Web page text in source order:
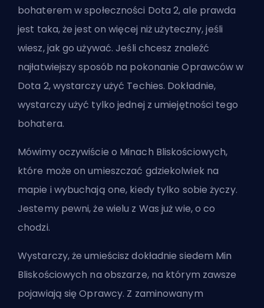
bohaterem w społeczności Dota 2, ale prawda
jest taka, że jest on więcej niż użyteczny, jeśli
wiesz, jak go używać. Jeśli chcesz znaleźć
najłatwiejszy sposób na pokonanie Oprawców w
Dota 2, wystarczy użyć Techies. Dokładnie,
wystarczy użyć tylko jednej z umiejętności tego
bohatera.
Mówimy oczywiście o Minach Bliskościowych,
które może on umieszczać gdziekolwiek na
mapie i wybuchają one, kiedy tylko sobie życzy.
Jestemy pewni, że wielu z Was już wie, o co
chodzi.
Wystarczy, że umieścisz dokładnie siedem Min
Bliskościowych na obszarze, na którym zawsze
pojawiają się Oprawcy. Z zaminowanym